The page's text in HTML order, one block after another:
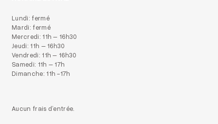
Lundi: fermé
Mardi: fermé
Mercredi: 11h – 16h30
Jeudi: 11h – 16h30
Vendredi: 11h – 16h30
Samedi: 11h – 17h
Dimanche: 11h -17h
Aucun frais d’entrée.